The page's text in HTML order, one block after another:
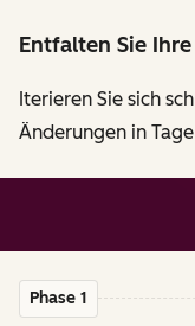
Entfalten Sie
Iterieren Sie sich
Änderungen in
Phase 1